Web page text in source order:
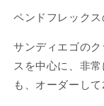
す
ペンドフレックス
サンディエゴの
スを中心に、非
も、オーダーし